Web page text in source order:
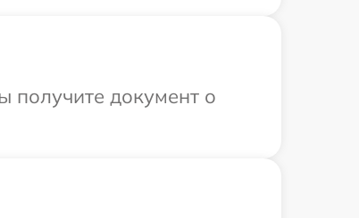
получите документ о